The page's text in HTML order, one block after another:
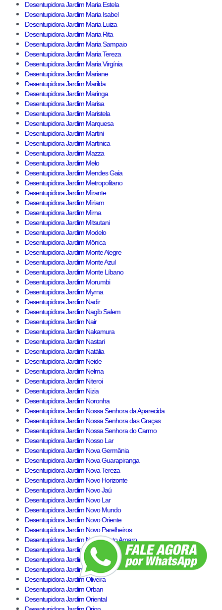
Desentupidora Jardim Maria Estela
Desentupidora Jardim Maria Isabel
Desentupidora Jardim Maria Luiza
Desentupidora Jardim Maria Rita
Desentupidora Jardim Maria Sampaio
Desentupidora Jardim Maria Tereza
Desentupidora Jardim Maria Virgínia
Desentupidora Jardim Mariane
Desentupidora Jardim Marilda
Desentupidora Jardim Maringa
Desentupidora Jardim Marisa
Desentupidora Jardim Maristela
Desentupidora Jardim Marquesa
Desentupidora Jardim Martini
Desentupidora Jardim Martinica
Desentupidora Jardim Mazza
Desentupidora Jardim Melo
Desentupidora Jardim Mendes Gaia
Desentupidora Jardim Metropolitano
Desentupidora Jardim Mirante
Desentupidora Jardim Miriam
Desentupidora Jardim Mirna
Desentupidora Jardim Mitsutani
Desentupidora Jardim Modelo
Desentupidora Jardim Mônica
Desentupidora Jardim Monte Alegre
Desentupidora Jardim Monte Azul
Desentupidora Jardim Monte Líbano
Desentupidora Jardim Morumbi
Desentupidora Jardim Myrna
Desentupidora Jardim Nadir
Desentupidora Jardim Nagib Salem
Desentupidora Jardim Nair
Desentupidora Jardim Nakamura
Desentupidora Jardim Nastari
Desentupidora Jardim Natália
Desentupidora Jardim Neide
Desentupidora Jardim Nelma
Desentupidora Jardim Niteroi
Desentupidora Jardim Nizia
Desentupidora Jardim Noronha
Desentupidora Jardim Nossa Senhora da Aparecida
Desentupidora Jardim Nossa Senhora das Graças
Desentupidora Jardim Nossa Senhora do Carmo
Desentupidora Jardim Nosso Lar
Desentupidora Jardim Nova Germânia
Desentupidora Jardim Nova Guarapiranga
Desentupidora Jardim Nova Tereza
Desentupidora Jardim Novo Horizonte
Desentupidora Jardim Novo Jaú
Desentupidora Jardim Novo Lar
Desentupidora Jardim Novo Mundo
Desentupidora Jardim Novo Oriente
Desentupidora Jardim Novo Parelheiros
Desentupidora Jardim Novo Santo Amaro
Desentupidora Jardim Novo Taboão
Desentupidora Jardim Ofélia
Desentupidora Jardim Olinda
Desentupidora Jardim Oliveira
Desentupidora Jardim Orban
Desentupidora Jardim Oriental